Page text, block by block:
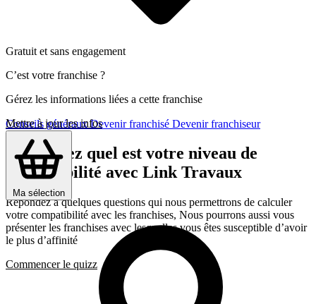
Conseils générauxDevenir franchisé Devenir franchiseur
Ma sélection
Gratuit et sans engagement
C’est votre franchise ?
Gérez les informations liées a cette franchise
Mettre à jour les infos
Découvrez quel est votre niveau de
compatibilité avec Link Travaux
Répondez a quelques questions qui nous permettrons de calculer
votre compatibilité avec les franchises, Nous pourrons aussi vous
présenter les franchises avec lesquelles vous êtes susceptible d’avoir
le plus d’affinité
Commencer le quizz